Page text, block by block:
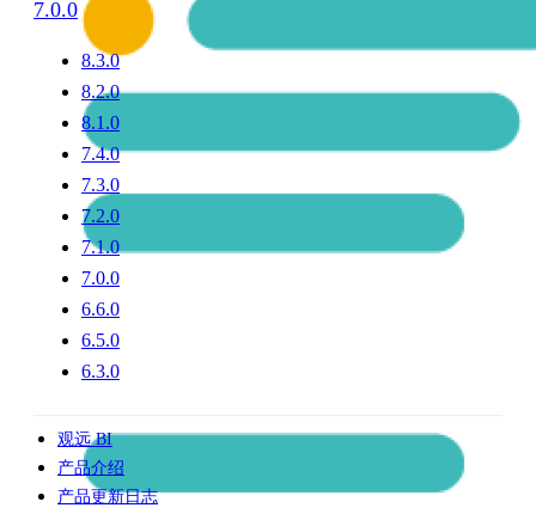
7.0.0
8.3.0
8.2.0
8.1.0
7.4.0
7.3.0
7.2.0
7.1.0
7.0.0
6.6.0
6.5.0
6.3.0
观远 BI
产品介绍
产品更新日志